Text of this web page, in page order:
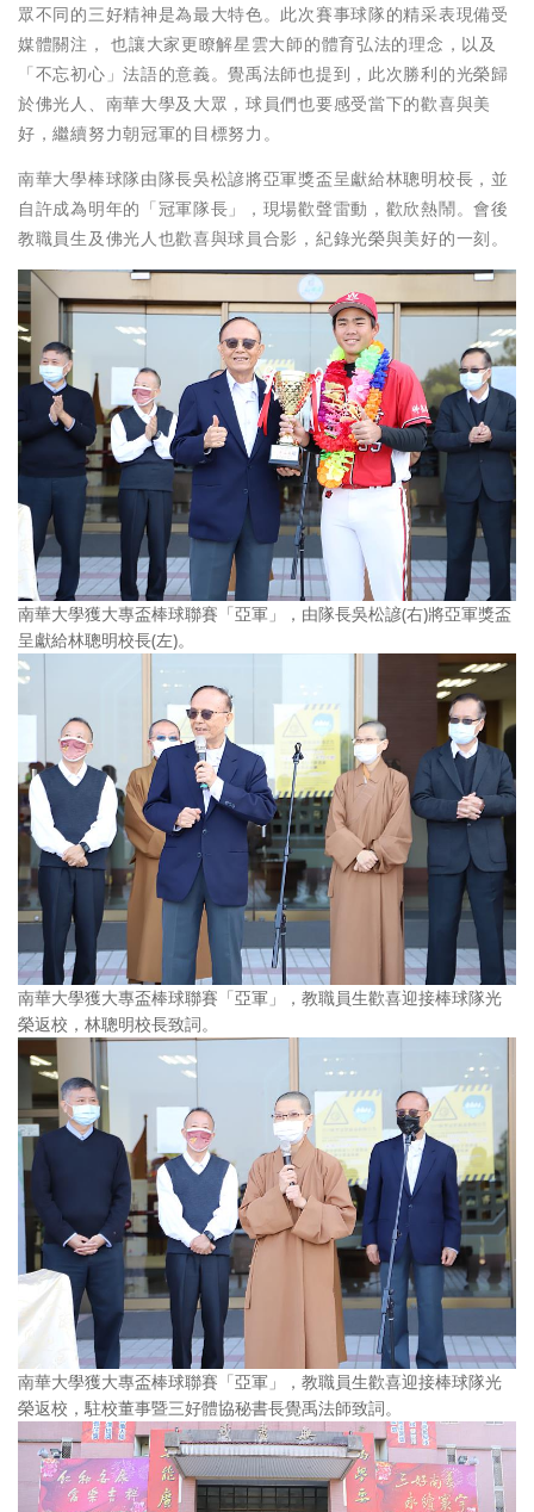
眾不同的三好精神是為最大特色。此次賽事球隊的精采表現備受
媒體關注， 也讓大家更瞭解星雲大師的體育弘法的理念，以及
「不忘初心」法語的意義。覺禹法師也提到，此次勝利的光榮歸
於佛光人、南華大學及大眾，球員們也要感受當下的歡喜與美
好，繼續努力朝冠軍的目標努力。
南華大學棒球隊由隊長吳松諺將亞軍獎盃呈獻給林聰明校長，並
自許成為明年的「冠軍隊長」，現場歡聲雷動，歡欣熱鬧。會後
教職員生及佛光人也歡喜與球員合影，紀錄光榮與美好的一刻。
南華大學獲大專盃棒球聯賽「亞軍」，由隊長吳松諺(右)將亞軍獎盃
呈獻給林聰明校長(左)。
南華大學獲大專盃棒球聯賽「亞軍」，教職員生歡喜迎接棒球隊光
榮返校，林聰明校長致詞。
南華大學獲大專盃棒球聯賽「亞軍」，教職員生歡喜迎接棒球隊光
榮返校，駐校董事暨三好體協秘書長覺禹法師致詞。